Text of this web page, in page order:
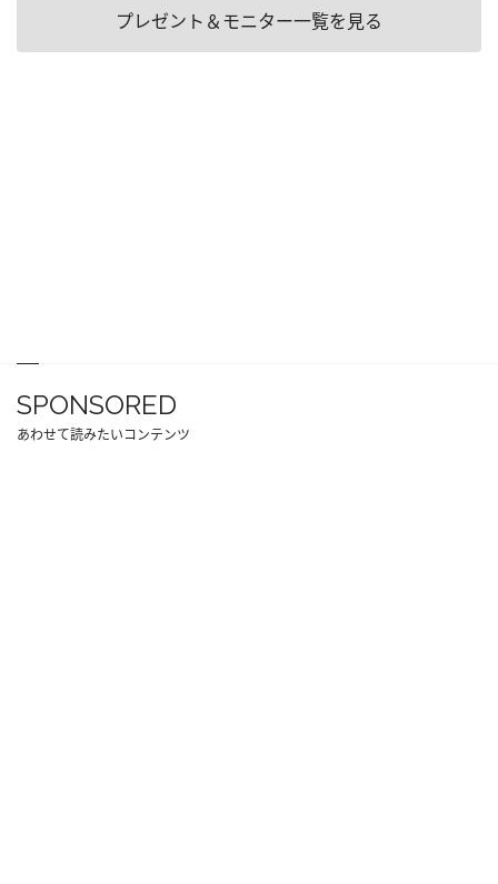
プレゼント＆モニター一覧を見る
SPONSORED
あわせて読みたいコンテンツ